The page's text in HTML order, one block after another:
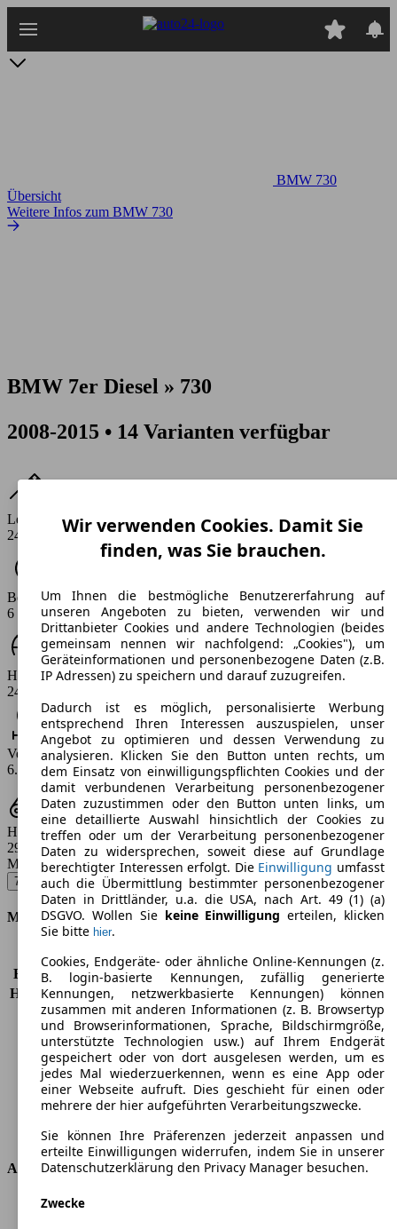
Hauptinhalt
BMW 730
Übersicht
Weitere Infos zum BMW 730
BMW 7er Diesel » 730
2008-2015 • 14 Varianten verfügbar
Leistung
245 - 258 PS
Beschleunigung (0-100 km/h)
6 - 7.3 s
Höchstgeschwindigkeit (km/h)
245 - 250 km/h
Verbrauch
6.8 - 9.1 l/100km
Hubraum
2993 ccm
Modellbezeichnung :
730Ld Edition Exclusive - 190 KW (258 PS) (2014/07 - 2015/06)▼
Motor & Leistung
KW (PS)
190 kW (258 PS)
Beschleunigung (0-100 km/h) 6,2s
Höchstgeschwindigkeit (km/h) 250 km/h
Anzahl der Gänge
8
Drehmoment
560 nm
Hubraum
2993 ccm
Kraftstoff
Diesel
Zylinder
6
Getriebe
Automatik
Antriebsart
Hinterradantrieb
Abmessungen
Länge
Wir verwenden Cookies. Damit Sie
finden, was Sie brauchen.
Um Ihnen die bestmögliche Benutzererfahrung auf
unseren Angeboten zu bieten, verwenden wir und
Drittanbieter Cookies und andere Technologien (beides
gemeinsam nennen wir nachfolgend: „Cookies"), um
Geräteinformationen und personenbezogene Daten (z.B.
IP Adressen) zu speichern und darauf zuzugreifen.
Dadurch ist es möglich, personalisierte Werbung
entsprechend Ihren Interessen auszuspielen, unser
Angebot zu optimieren und dessen Verwendung zu
analysieren. Klicken Sie den Button unten rechts, um
dem Einsatz von einwilligungspflichten Cookies und der
damit verbundenen Verarbeitung personenbezogener
Daten zuzustimmen oder den Button unten links, um
eine detaillierte Auswahl hinsichtlich der Cookies zu
treffen oder um der Verarbeitung personenbezogener
Daten zu widersprechen, soweit diese auf Grundlage
berechtigter Interessen erfolgt. Die Einwilligung umfasst
auch die Übermittlung bestimmter personenbezogener
Daten in Drittländer, u.a. die USA, nach Art. 49 (1) (a)
DSGVO. Wollen Sie keine Einwilligung erteilen, klicken
Sie bitte hier.
Cookies, Endgeräte- oder ähnliche Online-Kennungen (z.
B. login-basierte Kennungen, zufällig generierte
Kennungen, netzwerkbasierte Kennungen) können
zusammen mit anderen Informationen (z. B. Browsertyp
und Browserinformationen, Sprache, Bildschirmgröße,
unterstützte Technologien usw.) auf Ihrem Endgerät
gespeichert oder von dort ausgelesen werden, um es
jedes Mal wiederzuerkennen, wenn es eine App oder
einer Webseite aufruft. Dies geschieht für einen oder
mehrere der hier aufgeführten Verarbeitungszwecke.
Sie können Ihre Präferenzen jederzeit anpassen und
erteilte Einwilligungen widerrufen, indem Sie in unserer
Datenschutzerklärung den Privacy Manager besuchen.
Zwecke